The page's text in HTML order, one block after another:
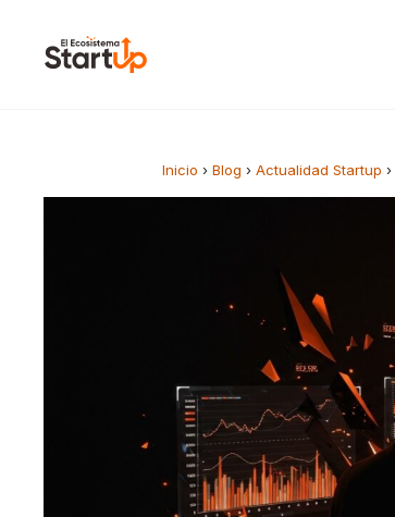
Inicio › Blog › Actualidad Startup ›